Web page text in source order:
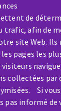
de
trafic, afin de
site Web. Ils
pages les
collectées par
Si
pas informé
/
cassée ?